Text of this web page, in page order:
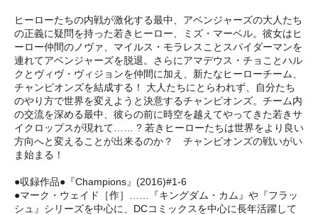
ヒーローたちの内戦が激化する最中、アベンジャーズの大人たち
の正義に疑問を持った若きヒーロー、ミズ・マーベル。彼女はヒ
ーロー仲間のノヴァ、マイルス・モラレスことスパイダーマンを
連れてアベンジャーズを脱退。さらにアマデウス・チョことハル
クとヴィヴ・ヴィジョンを仲間に加え、新たなヒーローチーム、
チャンピオンズを結成する！ 大人たちにとらわれず、自分たち
のやり方で世界を変えようと決意するチャンピオンズ。チーム内
の交流を深める最中、彼らの前に時空を越えてやってきた若きサ
イクロップスが現れて…… ? 若きヒーローたちは世界をより良い
方向へと変えることが出来るのか？ チャンピオンズの戦いがい
ま始まる！
●収録作品●『Champions』(2016)#1-6
●マーク・ウェイド［作］……『キングダム・カム』や『フラッ
シュ』シリーズを中心に、DCコミックスを中心に長年活躍して